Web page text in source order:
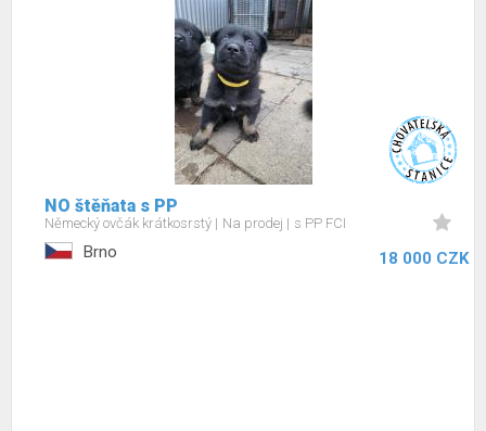
NO štěňata s PP
Německý ovčák krátkosrstý Na prodej s PP FCI
Brno 18 000 CZK